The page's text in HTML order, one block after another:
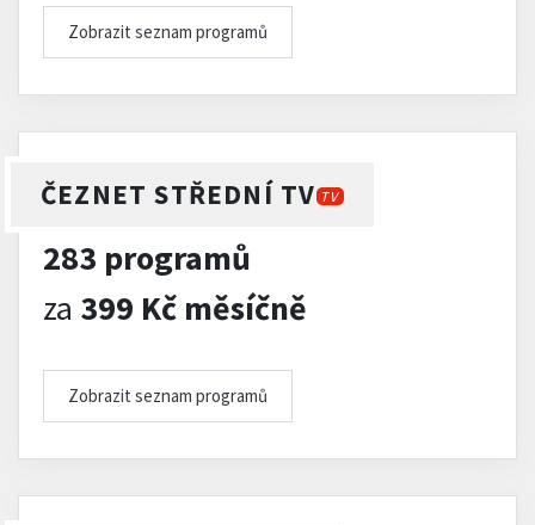
Zobrazit seznam programů
ČEZNET STŘEDNÍ TV TV
283 programů
za 399 Kč měsíčně
Zobrazit seznam programů